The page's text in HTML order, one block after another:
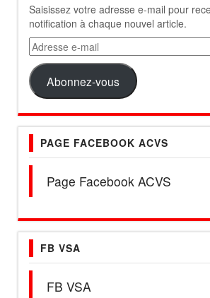
Saisissez votre adresse e-mail pour
notification à chaque nouvel article.
Adresse
e-
mail
Abonnez-vous
PAGE FACEBOOK ACVS
Page Facebook ACVS
FB VSA
FB VSA